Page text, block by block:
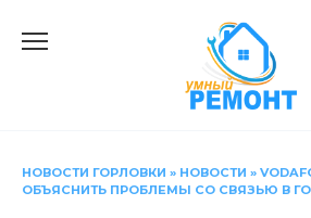
НОВОСТИ ГОРЛОВКИ » НОВОСТИ »
ОБЪЯСНИТЬ ПРОБЛЕМЫ СО СВЯЗЬЮ В